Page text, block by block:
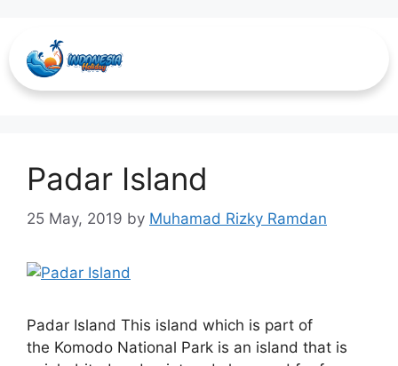
pulau fores ntt
Padar Island
25 May, 2019 by Muhamad Rizky Ramdan
Padar Island This island which is part of
the Komodo National Park is an island that is